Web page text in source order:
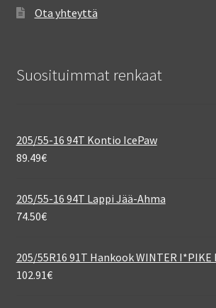
Ota yhteyttä
Suosituimmat renkaat
205/55-16 94T Kontio IcePaw
89.49€
205/55-16 94T Lappi Jää-Ahma
74.50€
205/55R16 91T Hankook WINTER I*PIKE
102.91€